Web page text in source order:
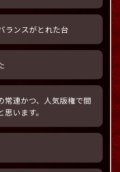
ランスがとれた台
常連かつ、人気版権で間
います。